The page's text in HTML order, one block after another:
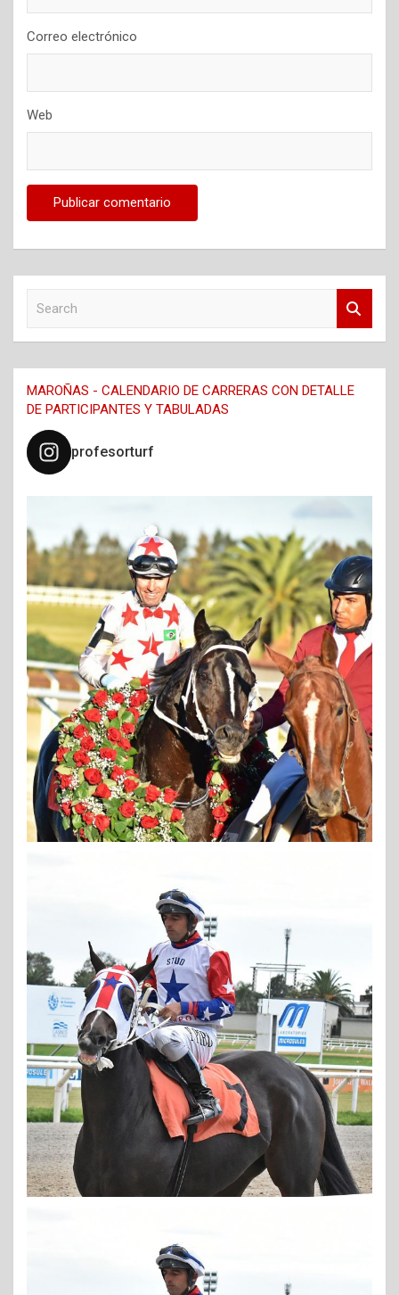
Correo electrónico
Web
c
h
MAROÑAS - CALENDARIO DE CARRERAS CON DETALLE
DE PARTICIPANTES Y TABULADAS
profesorturf